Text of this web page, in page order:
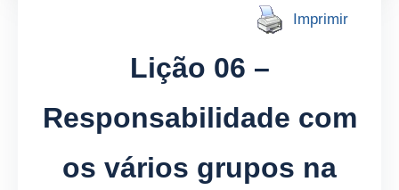
Imprimir
Lição 06 –
Responsabilidade com
os vários grupos na